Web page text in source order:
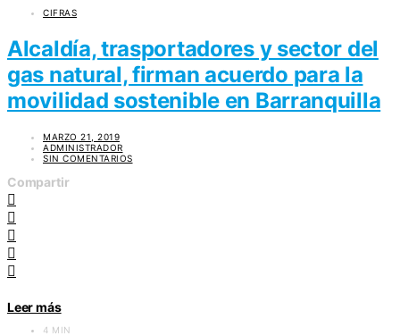
CIFRAS
Alcaldía, trasportadores y sector del
gas natural, firman acuerdo para la
movilidad sostenible en Barranquilla
MARZO 21, 2019
ADMINISTRADOR
SIN COMENTARIOS
Compartir
Leer más
4 MIN